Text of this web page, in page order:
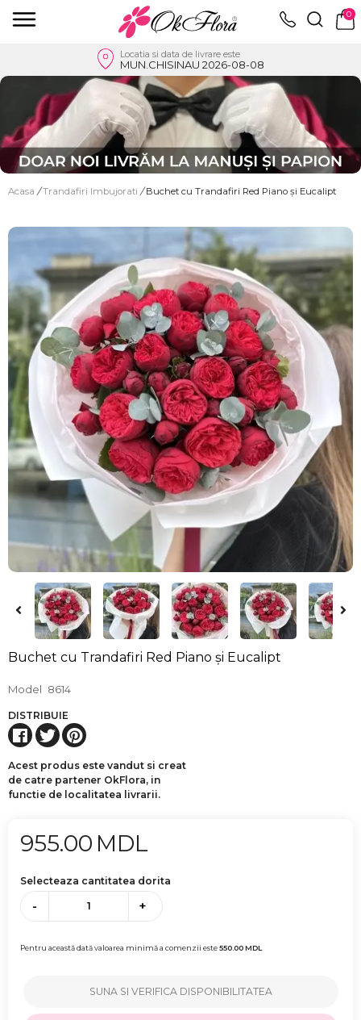
0
Locatia si data de livrare este
MUN.CHISINAU 2026-08-08
Acasa / Trandafiri Imbujorati / Buchet cu Trandafiri Red Piano și Eucalipt
Buchet cu Trandafiri Red Piano și Eucalipt
Model 8614
DISTRIBUIE
Acest produs este vandut si creat
de catre partener OkFlora, in
functie de localitatea livrarii.
955.00 MDL
Selecteaza cantitatea dorita
- +
Pentru această dată valoarea minimă a comenzii este550.00MDL
SUNA SI VERIFICA DISPONIBILITATEA